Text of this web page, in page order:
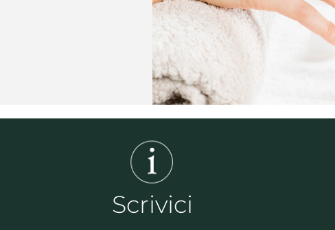
Scrivici